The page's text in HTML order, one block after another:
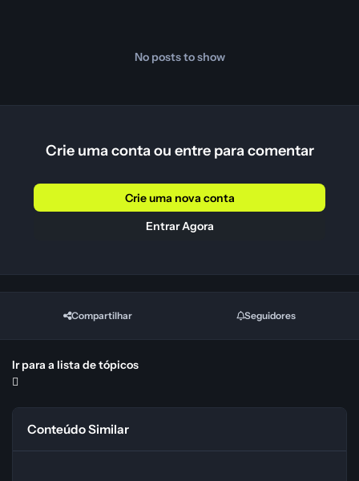
No posts to show
Crie uma conta ou entre para comentar
Crie uma nova conta
Entrar Agora
Compartilhar Seguidores
Ir para a lista de tópicos
Conteúdo Similar